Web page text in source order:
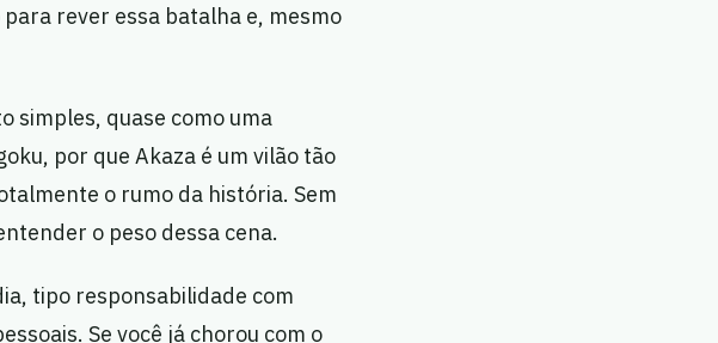
rever essa batalha e, mesmo
simples, quase como uma
por que Akaza é um vilão tão
o rumo da história. Sem
o peso dessa cena.
tipo responsabilidade com
Se você já chorou com o